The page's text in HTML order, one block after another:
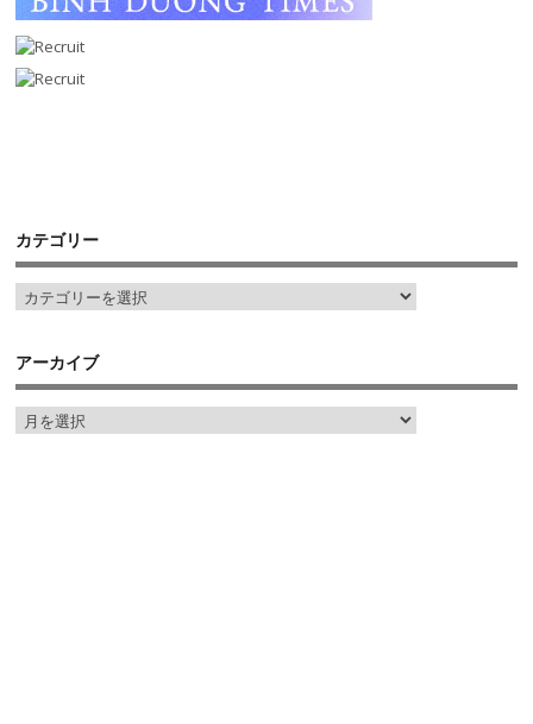
カテゴリー
アーカイブ